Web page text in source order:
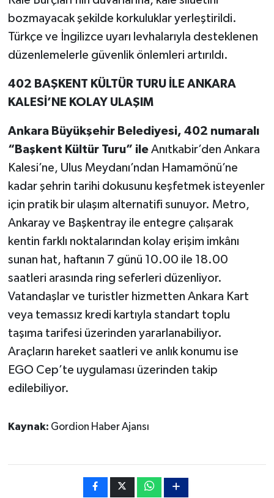
bozmayacak şekilde korkuluklar yerleştirildi.
Türkçe ve İngilizce uyarı levhalarıyla desteklenen
düzenlemelerle güvenlik önlemleri artırıldı.
402 BAŞKENT KÜLTÜR TURU İLE ANKARA
KALESİ’NE KOLAY ULAŞIM
Ankara Büyükşehir Belediyesi, 402 numaralı
“Başkent Kültür Turu” ile Anıtkabir’den Ankara
Kalesi’ne, Ulus Meydanı’ndan Hamamönü’ne
kadar şehrin tarihi dokusunu keşfetmek isteyenler
için pratik bir ulaşım alternatifi sunuyor. Metro,
Ankaray ve Başkentray ile entegre çalışarak
kentin farklı noktalarından kolay erişim imkânı
sunan hat, haftanın 7 günü 10.00 ile 18.00
saatleri arasında ring seferleri düzenliyor.
Vatandaşlar ve turistler hizmetten Ankara Kart
veya temassız kredi kartıyla standart toplu
taşıma tarifesi üzerinden yararlanabiliyor.
Araçların hareket saatleri ve anlık konumu ise
EGO Cep’te uygulaması üzerinden takip
edilebiliyor.
Kaynak: Gordion Haber Ajansı